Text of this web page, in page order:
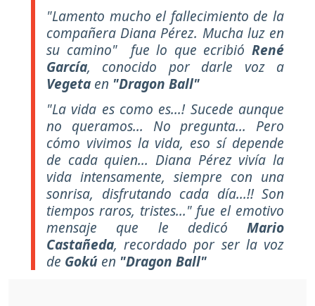
"Lamento mucho el fallecimiento de la
compañera Diana Pérez. Mucha luz en
su camino"fue lo que ecribióRené
García, conocido por darle voz a
Vegeta en "Dragon Ball"
"La vida es como es...! Sucede aunque
no queramos... No pregunta... Pero
cómo vivimos la vida, eso sí depende
de cada quien... Diana Pérez vivía la
vida intensamente, siempre con una
sonrisa, disfrutando cada día...!! Son
tiempos raros, tristes..."fue el emotivo
mensaje que le dedicó Mario
Castañeda, recordado por ser la voz
de Gokú en "Dragon Ball"